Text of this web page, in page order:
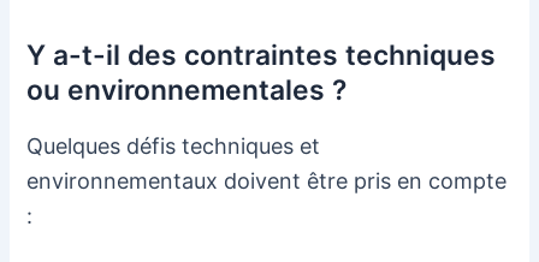
Y a-t-il des contraintes techniques
ou environnementales ?
Quelques défis techniques et
environnementaux doivent être pris en compte
: